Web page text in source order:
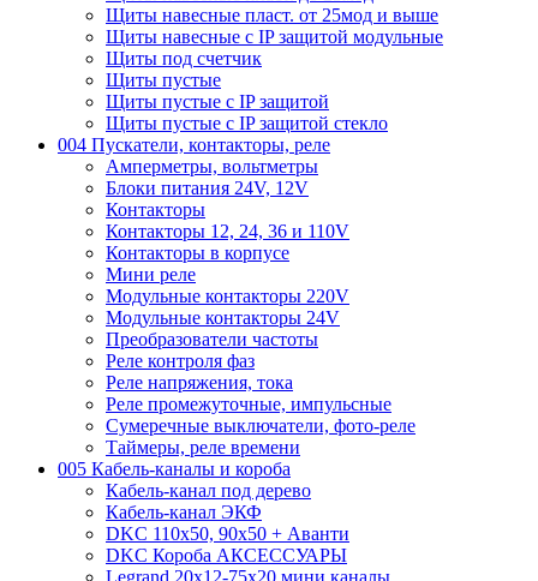
Щиты навесные пласт. от 25мод и выше
Щиты навесные с IP защитой модульные
Щиты под счетчик
Щиты пустые
Щиты пустые с IP защитой
Щиты пустые с IP защитой стекло
004 Пускатели, контакторы, реле
Амперметры, вольтметры
Блоки питания 24V, 12V
Контакторы
Контакторы 12, 24, 36 и 110V
Контакторы в корпусе
Мини реле
Модульные контакторы 220V
Модульные контакторы 24V
Преобразователи частоты
Реле контроля фаз
Реле напряжения, тока
Реле промежуточные, импульсные
Сумеречные выключатели, фото-реле
Таймеры, реле времени
005 Кабель-каналы и короба
Кабель-канал под дерево
Кабель-канал ЭКФ
DKC 110х50, 90х50 + Аванти
DKC Короба АКСЕССУАРЫ
Legrand 20х12-75х20 мини каналы